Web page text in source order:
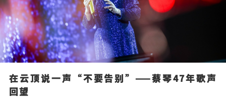
在云顶说一声“不要告别”——蔡琴47年歌声
回望